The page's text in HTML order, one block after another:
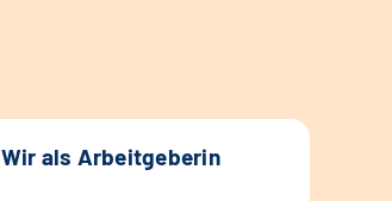
Wir als Arbeitgeberin